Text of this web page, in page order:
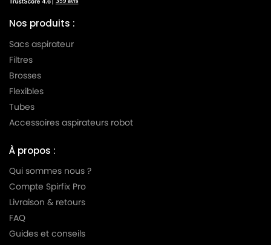
Nos produits :
Sacs aspirateur
Filtres
Brosses
Flexibles
Tubes
Accessoires aspirateurs robot
À propos :
Qui sommes nous ?
Compte Spirfix Pro
Livraison & retours
FAQ
Guides et conseils